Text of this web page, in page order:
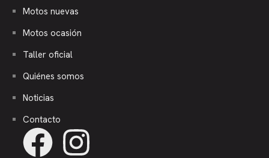
Motos nuevas
Motos ocasión
Taller oficial
Quiénes somos
Noticias
Contacto